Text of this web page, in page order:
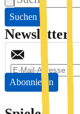
Suchen
Newsletter
Abonnieren